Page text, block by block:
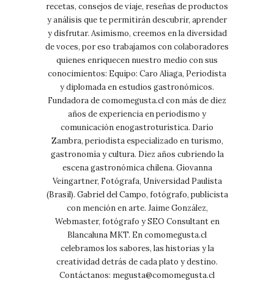
recetas, consejos de viaje, reseñas de productos
y análisis que te permitirán descubrir, aprender
y disfrutar. Asimismo, creemos en la diversidad
de voces, por eso trabajamos con colaboradores
quienes enriquecen nuestro medio con sus
conocimientos: Equipo: Caro Aliaga, Periodista
y diplomada en estudios gastronómicos.
Fundadora de comomegusta.cl con más de diez
años de experiencia en periodismo y
comunicación enogastroturística. Darío
Zambra, periodista especializado en turismo,
gastronomía y cultura. Diez años cubriendo la
escena gastronómica chilena. Giovanna
Veingartner, Fotógrafa, Universidad Paulista
(Brasil). Gabriel del Campo, fotógrafo, publicista
con mención en arte. Jaime González,
Webmaster, fotógrafo y SEO Consultant en
Blancaluna MKT. En comomegusta.cl
celebramos los sabores, las historias y la
creatividad detrás de cada plato y destino.
Contáctanos: megusta@comomegusta.cl